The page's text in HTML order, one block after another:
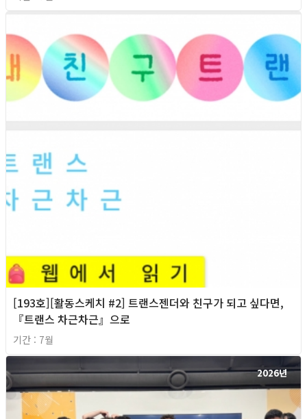
[193호][활동스케치 #2] 트랜스젠더와 친구가 되고 싶다면,
『트랜스 차근차근』으로
기간 : 7월
2026년